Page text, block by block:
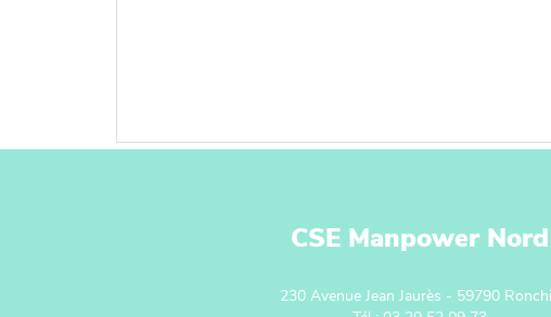
CSE Manpower Nord
230 Avenue Jean Jaurès - 59790